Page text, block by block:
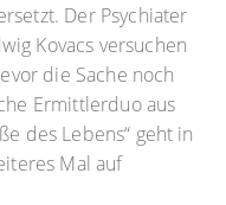
Der Psychiater
Kovacs versuchen
die Sache noch
Ermittlerduo aus
des Lebens“ geht in
Mal auf